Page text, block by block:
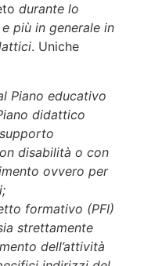
durante lo
più in generale in
. Uniche
Piano educativo
didattico
disabilità o con
ovvero per
formativo (PFI)
strettamente
dell’attività